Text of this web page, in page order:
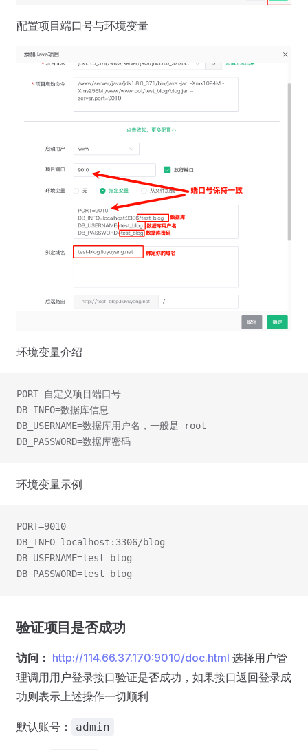
配置项目端口号与环境变量
环境变量介绍
PORT=自定义项目端口号
DB_INFO=数据库信息
DB_USERNAME=数据库用户名，一般是 root
DB_PASSWORD=数据库密码
环境变量示例
PORT=9010
DB_INFO=localhost:3306/blog
DB_USERNAME=test_blog
DB_PASSWORD=test_blog
验证项目是否成功
访问： http://114.66.37.170:9010/doc.html 选择用户管
理调用用户登录接口验证是否成功，如果接口返回登录成
功则表示上述操作一切顺利
默认账号： admin